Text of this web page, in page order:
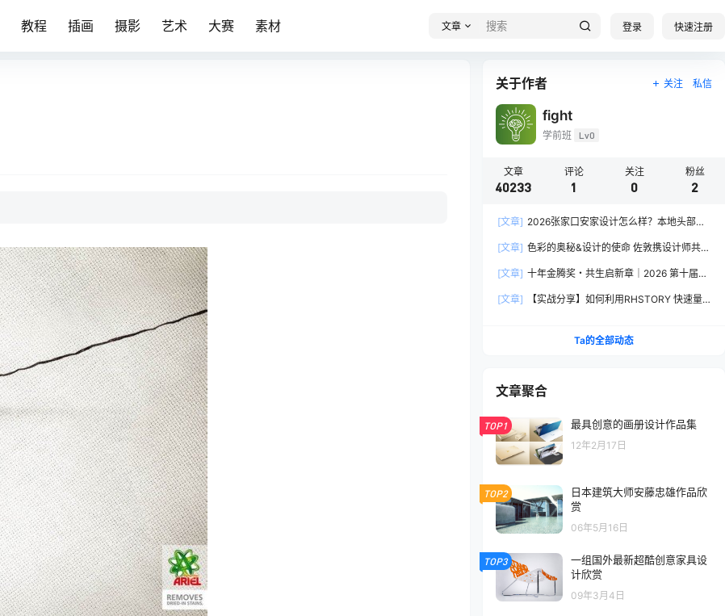
教程 插画 摄影 艺术 大赛 素材 文章 登录 快速注册
关于作者 关注 私信
fight
学前班 Lv0
文章
40233
评论
1
关注
0
粉丝
2
[文章] 2026张家口安家设计怎么样？本地头部全
[文章] 色彩的奥秘&设计的使命 佐敦携设计师共探
[文章] 十年金腾奖・共生启新章｜2026 第十届金
[文章]
【实战分享】如何利用RHSTORY 快速量
Ta的全部动态
文章聚合
TOP1 最具创意的画册设计作品集
12年2月17日
TOP2
日本建筑大师安藤忠雄作品欣
赏
06年5月16日
TOP3
一组国外最新超酷创意家具设
计欣赏
09年3月4日